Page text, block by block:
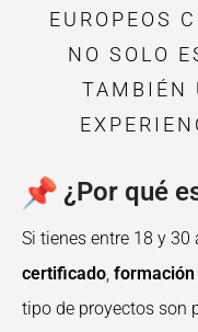
EUROPEOS
NO SOLO
TAMBIÉN
¿Por qué
Si tienes entre 18 y
certificado, formación
tipo de proyectos son